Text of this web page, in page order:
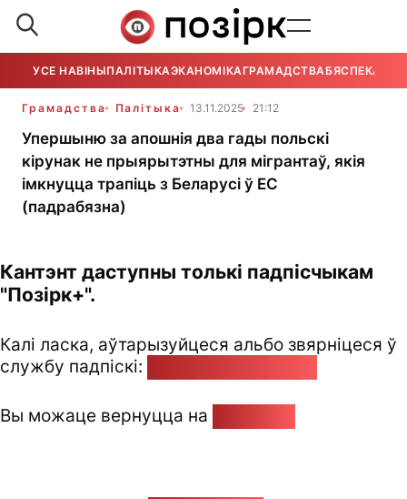
УСЕ НАВІНЫПАЛІТЫКАЭКАНОМІКАГРАМАДСТВАБЯСПЕКА
Грамадства Палітыка 13.11.2025 21:12
Упершыню за апошнія два гады польскі
кірунак не прыярытэтны для мігрантаў, якія
імкнуцца трапіць з Беларусі ў ЕС
(падрабязна)
Кантэнт даступны толькі падпісчыкам
"Позірк+".
Калі ласка, аўтарызуйцеся альбо звярніцеся ў
службу падпіскі:
Вы можаце вернуцца на